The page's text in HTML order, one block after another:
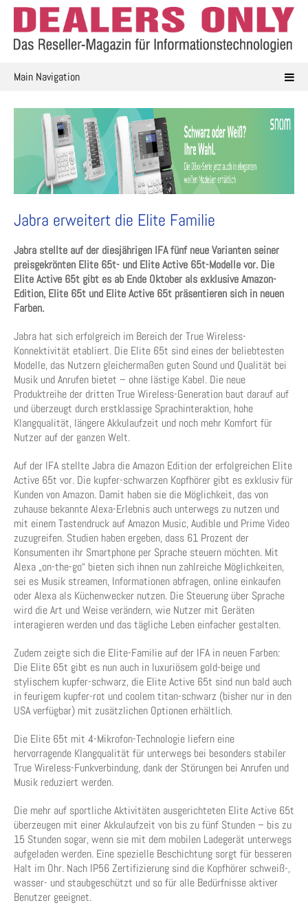
Skip
content
Main Navigation
Jabra erweitert die Elite Familie
Jabra stellte auf der diesjährigen IFA fünf neue Varianten seiner
preisgekrönten Elite 65t- und Elite Active 65t-Modelle vor. Die
Elite Active 65t gibt es ab Ende Oktober als exklusive Amazon-
Edition, Elite 65t und Elite Active 65t präsentieren sich in neuen
Farben.
Jabra hat sich erfolgreich im Bereich der True Wireless-
Konnektivität etabliert. Die Elite 65t sind eines der beliebtesten
Modelle, das Nutzern gleichermaßen guten Sound und Qualität bei
Musik und Anrufen bietet – ohne lästige Kabel. Die neue
Produktreihe der dritten True Wireless-Generation baut darauf auf
und überzeugt durch erstklassige Sprachinteraktion, hohe
Klangqualität, längere Akkulaufzeit und noch mehr Komfort für
Nutzer auf der ganzen Welt.
Auf der IFA stellte Jabra die Amazon Edition der erfolgreichen Elite
Active 65t vor. Die kupfer-schwarzen Kopfhörer gibt es exklusiv für
Kunden von Amazon. Damit haben sie die Möglichkeit, das von
zuhause bekannte Alexa-Erlebnis auch unterwegs zu nutzen und
mit einem Tastendruck auf Amazon Music, Audible und Prime Video
zuzugreifen. Studien haben ergeben, dass 61 Prozent der
Konsumenten ihr Smartphone per Sprache steuern möchten. Mit
Alexa „on-the-go“ bieten sich ihnen nun zahlreiche Möglichkeiten,
sei es Musik streamen, Informationen abfragen, online einkaufen
oder Alexa als Küchenwecker nutzen. Die Steuerung über Sprache
wird die Art und Weise verändern, wie Nutzer mit Geräten
interagieren werden und das tägliche Leben einfacher gestalten.
Zudem zeigte sich die Elite-Familie auf der IFA in neuen Farben:
Die Elite 65t gibt es nun auch in luxuriösem gold-beige und
stylischem kupfer-schwarz, die Elite Active 65t sind nun bald auch
in feurigem kupfer-rot und coolem titan-schwarz (bisher nur in den
USA verfügbar) mit zusätzlichen Optionen erhältlich.
Die Elite 65t mit 4-Mikrofon-Technologie liefern eine
hervorragende Klangqualität für unterwegs bei besonders stabiler
True Wireless-Funkverbindung, dank der Störungen bei Anrufen und
Musik reduziert werden.
Die mehr auf sportliche Aktivitäten ausgerichteten Elite Active 65t
überzeugen mit einer Akkulaufzeit von bis zu fünf Stunden – bis zu
15 Stunden sogar, wenn sie mit dem mobilen Ladegerät unterwegs
aufgeladen werden. Eine spezielle Beschichtung sorgt für besseren
Halt im Ohr. Nach IP56 Zertifizierung sind die Kopfhörer schweiß-,
wasser- und staubgeschützt und so für alle Bedürfnisse aktiver
Benutzer geeignet.